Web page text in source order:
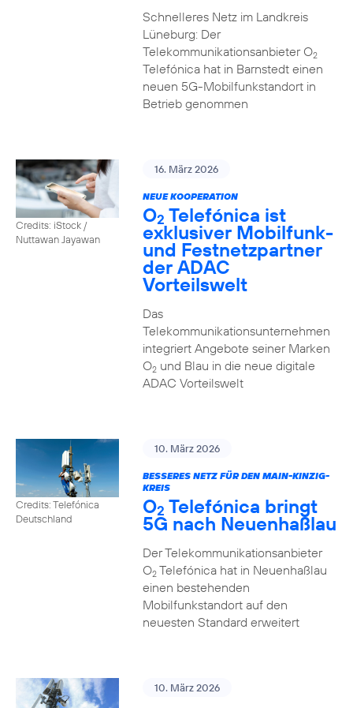
Schnelleres Netz im Landkreis
Lüneburg: Der
Telekommunikationsanbieter O2
Telefónica hat in Barnstedt einen
neuen 5G-Mobilfunkstandort in
Betrieb genommen
Credits: iStock /
Nuttawan Jayawan
16. März 2026
NEUE KOOPERATION
O2 Telefónica ist
exklusiver Mobilfunk-
und Festnetzpartner
der ADAC
Vorteilswelt
Das
Telekommunikationsunternehmen
integriert Angebote seiner Marken
O2und Blau in die neue digitale
ADAC Vorteilswelt
Credits: Telefónica
Deutschland
10. März 2026
BESSERES NETZ FÜR DEN MAIN-KINZIG-
KREIS
O2 Telefónica bringt
5G nach Neuenhaßlau
Der Telekommunikationsanbieter
O2Telefónica hat in Neuenhaßlau
einen bestehenden
Mobilfunkstandort auf den
neuesten Standard erweitert
10. März 2026